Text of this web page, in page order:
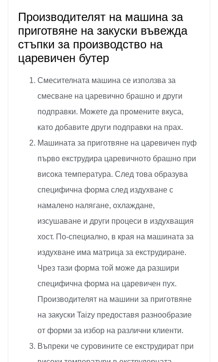
Производителят на машина за
приготвяне на закуски въвежда
стъпки за производство на
царевичен бутер
Смесителната машина се използва за
смесване на царевично брашно и други
подправки. Можете да промените вкуса,
като добавите други подправки на прах.
Машината за приготвяне на царевичен пуф
първо екструдира царевичното брашно при
висока температура. След това образува
специфична форма след издухване с
намалено налягане, охлаждане,
изсушаване и други процеси в издухващия
хост. По-специално, в края на машината за
издухване има матрица за екструдиране.
Чрез тази форма той може да разшири
специфична форма на царевичен пух.
Производителят на машини за приготвяне
на закуски Taizy предоставя разнообразие
от форми за избор на различни клиенти.
Въпреки че суровините се екструдират при